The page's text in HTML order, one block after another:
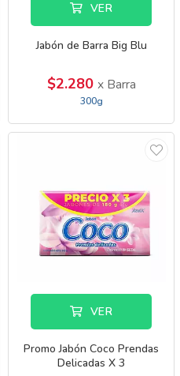
VER
Jabón de Barra Big Blu
$2.280 x Barra
300g
VER
Promo Jabón Coco Prendas
Delicadas X 3